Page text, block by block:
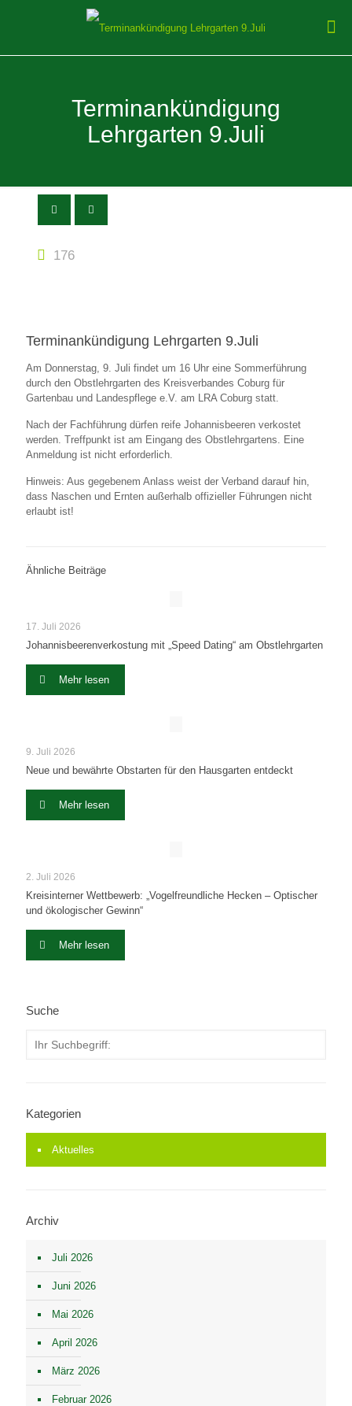
Terminankündigung
Lehrgarten 9.Juli
176
Terminankündigung Lehrgarten 9.Juli
Am Donnerstag, 9. Juli findet um 16 Uhr eine Sommerführung
durch den Obstlehrgarten des Kreisverbandes Coburg für
Gartenbau und Landespflege e.V. am LRA Coburg statt.
Nach der Fachführung dürfen reife Johannisbeeren verkostet
werden. Treffpunkt ist am Eingang des Obstlehrgartens. Eine
Anmeldung ist nicht erforderlich.
Hinweis: Aus gegebenem Anlass weist der Verband darauf hin,
dass Naschen und Ernten außerhalb offizieller Führungen nicht
erlaubt ist!
Ähnliche Beiträge
17. Juli 2026
Johannisbeerenverkostung mit „Speed Dating“ am Obstlehrgarten
Mehr lesen
9. Juli 2026
Neue und bewährte Obstarten für den Hausgarten entdeckt
Mehr lesen
2. Juli 2026
Kreisinterner Wettbewerb: „Vogelfreundliche Hecken – Optischer
und ökologischer Gewinn“
Mehr lesen
Suche
Kategorien
Aktuelles
Archiv
Juli 2026
Juni 2026
Mai 2026
April 2026
März 2026
Februar 2026